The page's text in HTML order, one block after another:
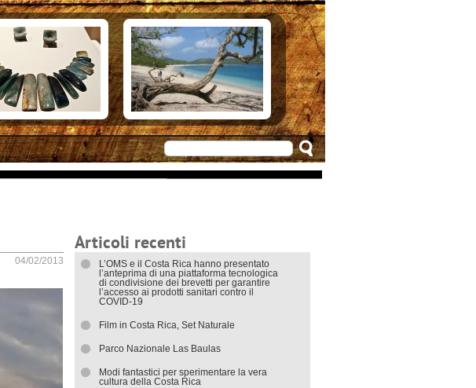
Alloggiare in Costarica
Arrivare in Costarica
Cosa vedere
Attrazioni principali
Ecoturismo
Eventi e appuntamenti
Isole
Parchi Nazionali
Spiagge
Documenti di viaggio
I trasporti interni
04/02/2013
Articoli recenti
L’OMS e il Costa Rica hanno presentato
l’anteprima di una piattaforma tecnologica
di condivisione dei brevetti per garantire
l’accesso ai prodotti sanitari contro il
COVID-19
Film in Costa Rica, Set Naturale
Parco Nazionale Las Baulas
Modi fantastici per sperimentare la vera
cultura della Costa Rica